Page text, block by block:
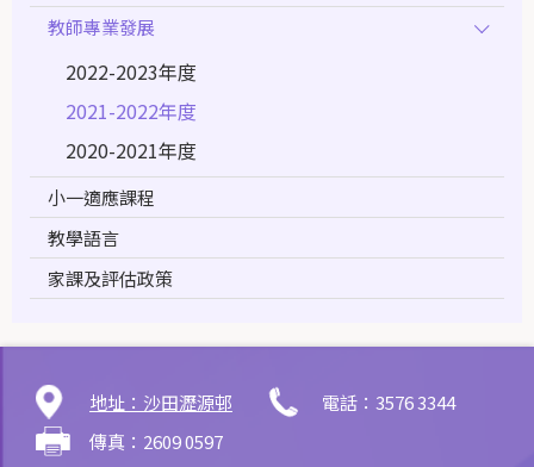
教師專業發展
2022-2023年度
2021-2022年度
2020-2021年度
小一適應課程
教學語言
家課及評估政策
地址：沙田瀝源邨
電話：3576 3344
傳真：2609 0597